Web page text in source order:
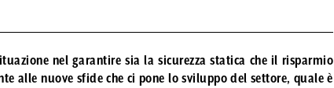
nel garantire sia la sicurezza statica che il risparmio
alle nuove sfide che ci pone lo sviluppo del settore, quale è